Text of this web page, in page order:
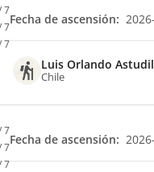
7
7
7
Fecha de ascensión:
Luis Orlando
Chile
7
7
7
Fecha de ascensión: